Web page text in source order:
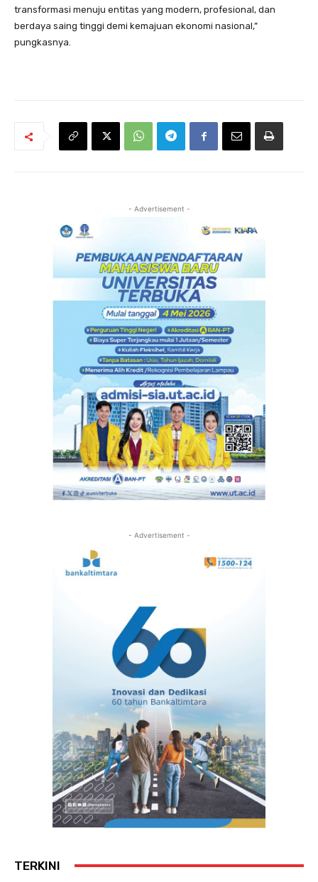
transformasi menuju entitas yang modern, profesional, dan
berdaya saing tinggi demi kemajuan ekonomi nasional,”
pungkasnya.
- Advertisement -
- Advertisement -
TERKINI